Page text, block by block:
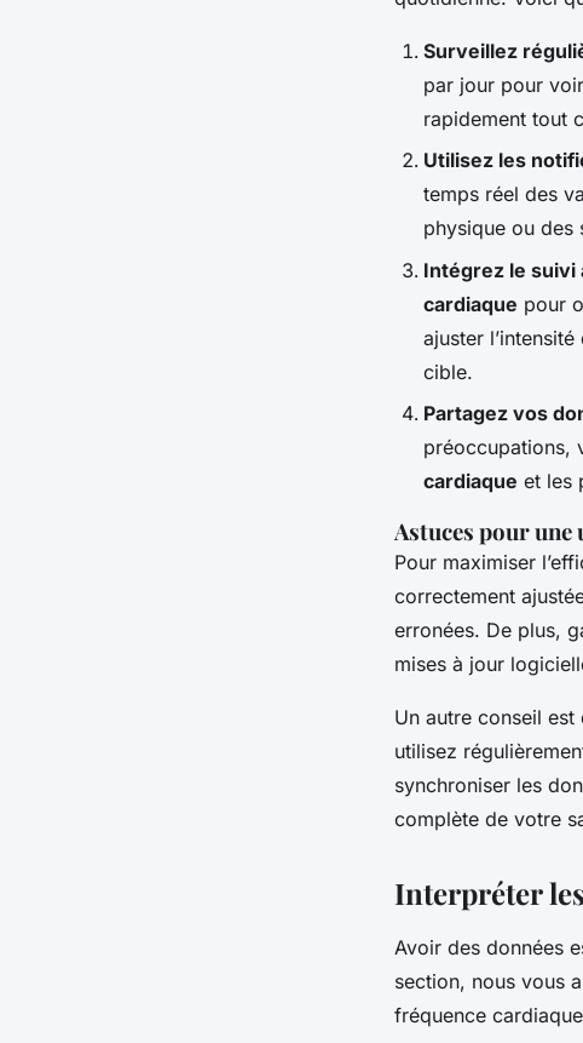
Surveillez
par jour pour
rapidement tout
Utilisez les
temps réel des
physique ou des
Intégrez le
cardiaque pour
ajuster
cible.
Partagez vos
préoccupations,
cardiaque et les
Astuces pour
Pour maximiser
correctement
erronées. De plus,
mises à jour
Un autre conseil est
utilisez
synchroniser les
complète de votre
Interpréter
Avoir des données
section, nous vous
fréquence